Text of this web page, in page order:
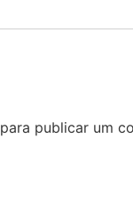
para publicar um